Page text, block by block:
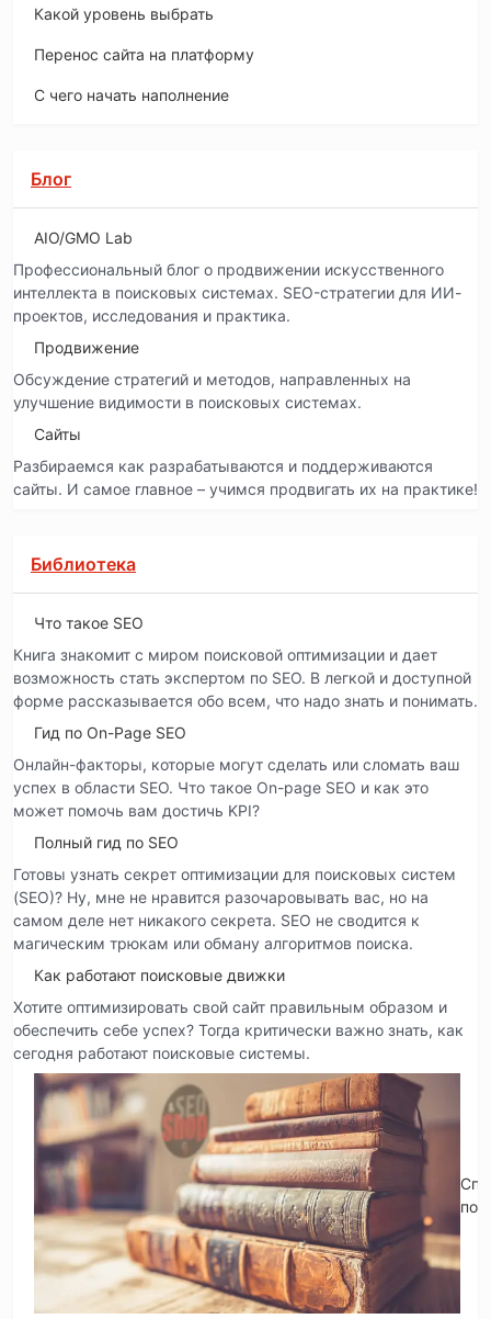
Какой уровень выбрать
Перенос сайта на платформу
С чего начать наполнение
Блог
AIO/GMO Lab
Профессиональный блог о продвижении искусственного
интеллекта в поисковых системах. SEO-стратегии для ИИ-
проектов, исследования и практика.
Продвижение
Обсуждение стратегий и методов, направленных на
улучшение видимости в поисковых системах.
Сайты
Разбираемся как разрабатываются и поддерживаются
сайты. И самое главное – учимся продвигать их на практике!
Библиотека
Что такое SEO
Книга знакомит с миром поисковой оптимизации и дает
возможность стать экспертом по SEO. В легкой и доступной
форме рассказывается обо всем, что надо знать и понимать.
Гид по On-Page SEO
Онлайн-факторы, которые могут сделать или сломать ваш
успех в области SEO. Что такое On-page SEO и как это
может помочь вам достичь KPI?
Полный гид по SEO
Готовы узнать секрет оптимизации для поисковых систем
(SEO)? Ну, мне не нравится разочаровывать вас, но на
самом деле нет никакого секрета. SEO не сводится к
магическим трюкам или обману алгоритмов поиска.
Как работают поисковые движки
Хотите оптимизировать свой сайт правильным образом и
обеспечить себе успех? Тогда критически важно знать, как
сегодня работают поисковые системы.
по